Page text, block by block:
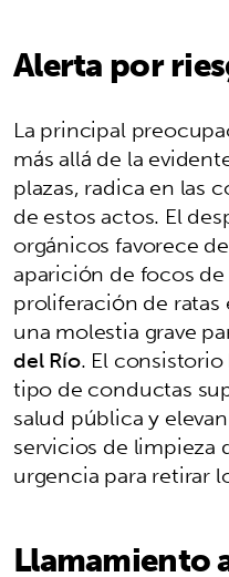
Alerta por
La principal
más allá de la
plazas, radica en las
de estos actos. El
orgánicos favorece
aparición de focos
proliferación de
una molestia grave
del Río. El
tipo de conductas
salud pública y
servicios de limpieza
urgencia para retirar
Llamamiento